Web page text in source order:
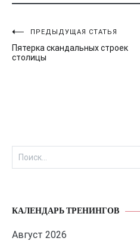
Навигация
по
ПРЕДЫДУЩАЯ СТАТЬЯ
Пятерка скандальных строек
столицы
Найти:
КАЛЕНДАРЬ ТРЕНИНГОВ
Август 2026